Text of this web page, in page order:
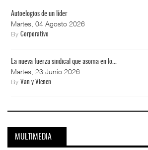
Autoelogios de un líder
Martes, 04 Agosto 2026
By Corporativo
La nueva fuerza sindical que asoma en lo...
Martes, 23 Junio 2026
By Van y Vienen
MULTIMEDIA